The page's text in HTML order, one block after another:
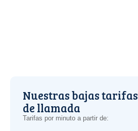
Nuestras bajas tarifas
de llamada
Tarifas por minuto a partir de: